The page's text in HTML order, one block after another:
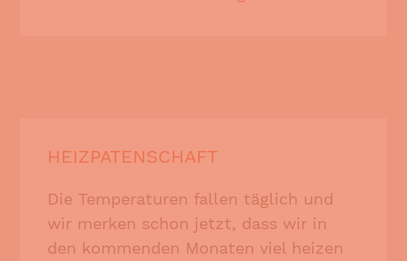
HEIZPATENSCHAFT
Die Temperaturen fallen täglich und
wir merken schon jetzt, dass wir in
den kommenden Monaten viel heizen